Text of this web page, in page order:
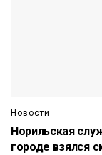
Новости
Норильская
городе взялся